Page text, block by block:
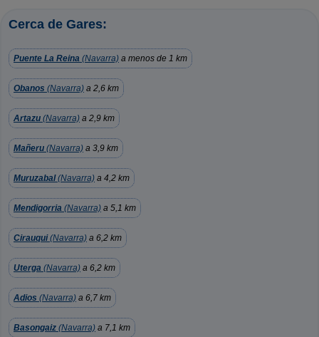
Cerca de Gares:
Puente La Reina (Navarra) a menos de 1 km
Obanos (Navarra) a 2,6 km
Artazu (Navarra) a 2,9 km
Mañeru (Navarra) a 3,9 km
Muruzabal(Navarra) a 4,2 km
Mendigorria (Navarra) a 5,1 km
Cirauqui(Navarra) a 6,2 km
Uterga (Navarra) a 6,2 km
Adios (Navarra) a 6,7 km
Basongaiz (Navarra) a 7,1 km